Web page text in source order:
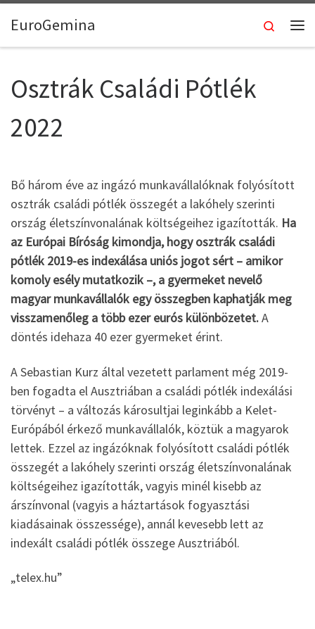
Skip to content
EuroGemina
Keresés
Osztrák Családi Pótlék
2022
Bő három éve az ingázó munkavállalóknak folyósított
osztrák családi pótlék összegét a lakóhely szerinti
ország életszínvonalának költségeihez igazították. Ha
az Európai Bíróság kimondja, hogy osztrák családi
pótlék 2019-es indexálása uniós jogot sért – amikor
komoly esély mutatkozik –, a gyermeket nevelő
magyar munkavállalók egy összegben kaphatják meg
visszamenőleg a több ezer eurós különbözetet.A
döntés idehaza 40 ezer gyermeket érint.
A Sebastian Kurz által vezetett parlament még 2019-
ben fogadta el Ausztriában a családi pótlék indexálási
törvényt – a változás károsultjai leginkább a Kelet-
Európából érkező munkavállalók, köztük a magyarok
lettek. Ezzel az ingázóknak folyósított családi pótlék
összegét a lakóhely szerinti ország életszínvonalának
költségeihez igazították, vagyis minél kisebb az
árszínvonal (vagyis a háztartások fogyasztási
kiadásainak összessége), annál kevesebb lett az
indexált családi pótlék összege Ausztriából.
„telex.hu”